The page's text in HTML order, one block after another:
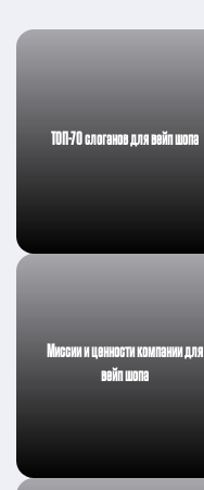
ТОП-70 слоганов для вейп шопа
Миссии и ценности компании для
вейп шопа